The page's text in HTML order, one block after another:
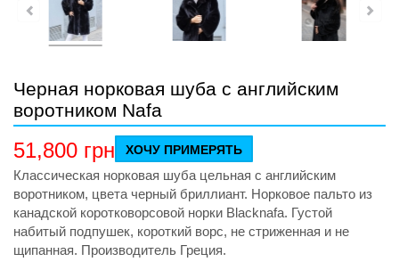
Черная норковая шуба с английским
воротником Nafa
51,800 грн ХОЧУ ПРИМЕРЯТЬ
Классическая норковая шуба цельная с английским
воротником, цвета черный бриллиант. Норковое пальто из
канадской коротковорсовой норки Blacknafa. Густой
набитый подпушек, короткий ворс, не стриженная и не
щипанная. Производитель Греция.